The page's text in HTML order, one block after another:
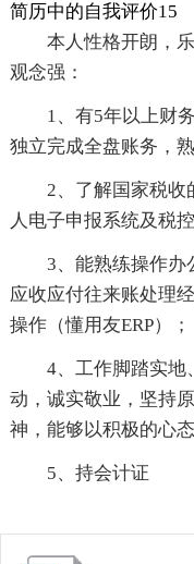
简历中的自我评价15
本人性格开朗，
观念强：
1、有5年以上财
独立完成全盘账务，
2、了解国家税收
人电子申报系统及税
3、能熟练操作办
应收应付往来账处理
操作（懂用友ERP）；
4、工作脚踏实地
动，诚实敬业，坚持
神，能够以积极的心
5、持会计证